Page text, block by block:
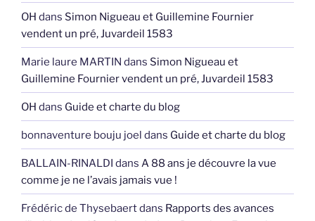
OH dans Simon Nigueau et Guillemine Fournier
vendent un pré, Juvardeil 1583
Marie laure MARTIN dans Simon Nigueau et
Guillemine Fournier vendent un pré, Juvardeil 1583
OH dans Guide et charte du blog
bonnaventure bouju joel dans Guide et charte du blog
BALLAIN-RINALDI dans A 88 ans je découvre la vue
comme je ne l’avais jamais vue !
Frédéric de Thysebaertdans Rapports des avances